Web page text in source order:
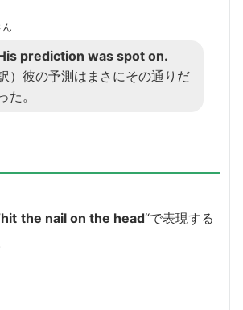
ん
prediction was spot on.
）彼の予測はまさにその通りだ
た。
hit the nail on the head“で表現する